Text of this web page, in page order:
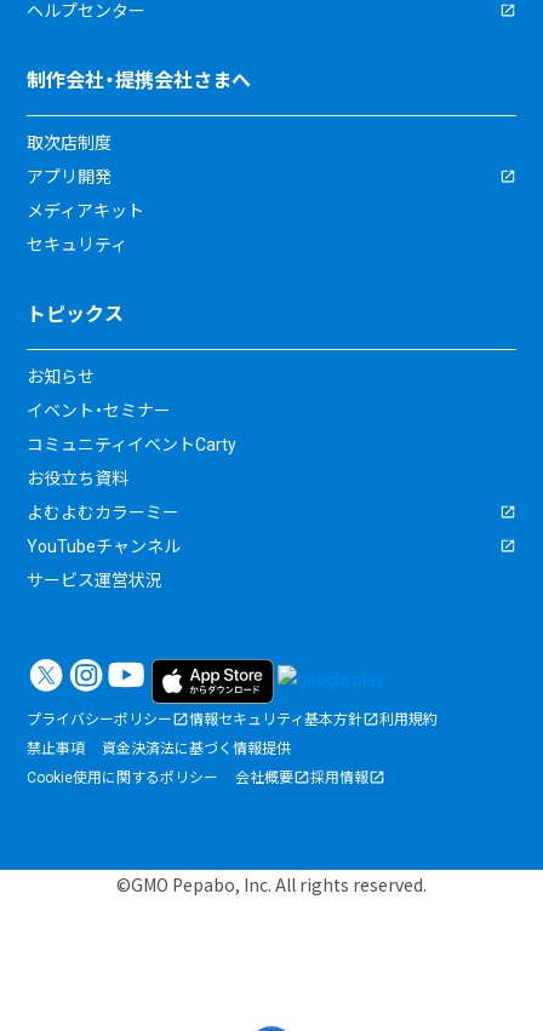
ヘルプセンター
制作会社・提携会社さまへ
取次店制度
アプリ開発
メディアキット
セキュリティ
トピックス
お知らせ
イベント・セミナー
コミュニティイベントCarty
お役立ち資料
よむよむカラーミー
YouTubeチャンネル
サービス運営状況
プライバシーポリシー 情報セキュリティ基本方針
利用規約
禁止事項
資金決済法に基づく情報提供
Cookie使用に関するポリシー
会社概要 採用情報
©GMO Pepabo, Inc. All rights reserved.